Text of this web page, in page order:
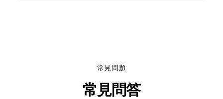
常見問題
常見問答